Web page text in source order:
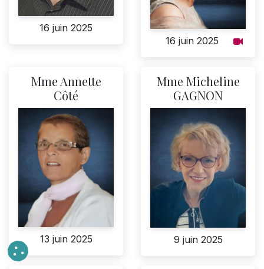
16 juin 2025
16 juin 2025
Mme Annette
Côté
13 juin 2025
Mme Micheline
GAGNON
9 juin 2025